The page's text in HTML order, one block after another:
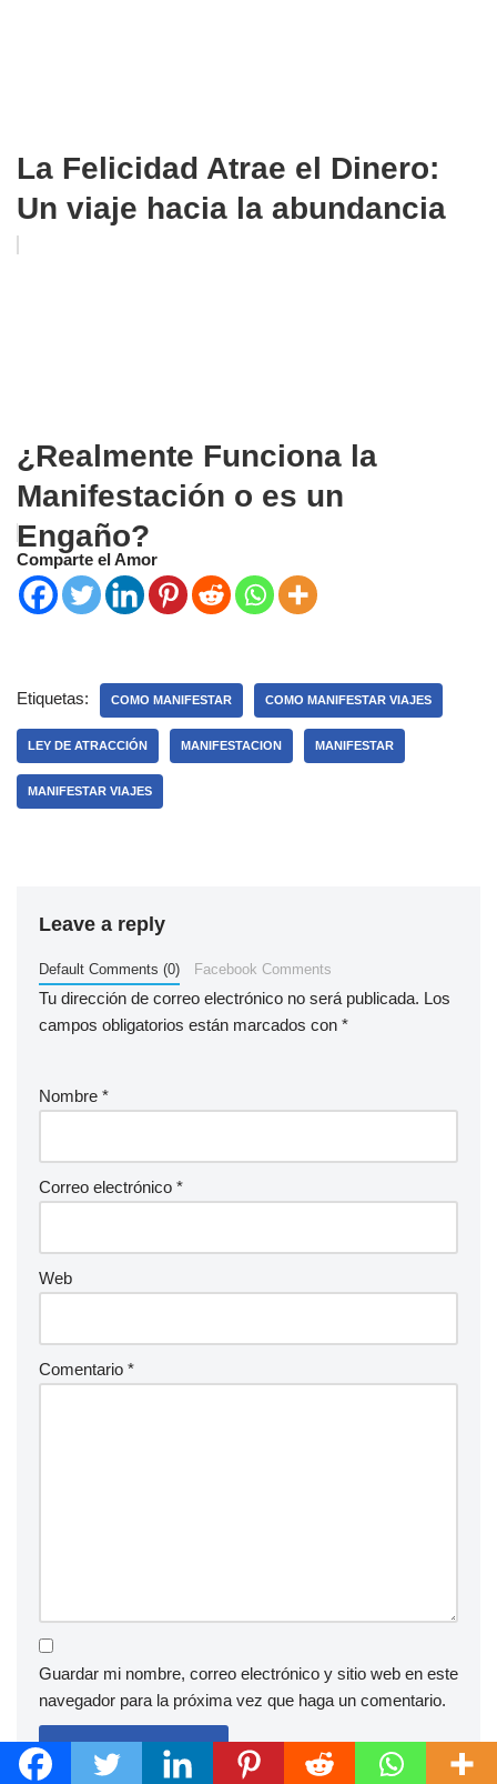
La Felicidad Atrae el Dinero:
Un viaje hacia la abundancia
¿Realmente Funciona la
Manifestación o es un
Engaño?
Comparte el Amor
Etiquetas: COMO MANIFESTAR COMO MANIFESTAR VIAJES
LEY DE ATRACCIÓN MANIFESTACION MANIFESTAR
MANIFESTAR VIAJES
Leave a reply
Default Comments (0) Facebook Comments
Tu dirección de correo electrónico no será publicada. Los
campos obligatorios están marcados con *
Nombre *
Correo electrónico *
Web
Comentario *
Guardar mi nombre, correo electrónico y sitio web en este
navegador para la próxima vez que haga un comentario.